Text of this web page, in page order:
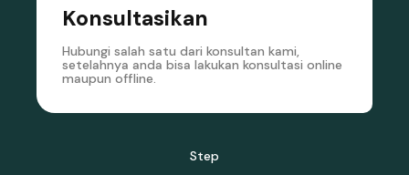
Konsultasikan
Hubungi salah satu dari konsultan kami,
setelahnya anda bisa lakukan konsultasi online
maupun offline.
Step